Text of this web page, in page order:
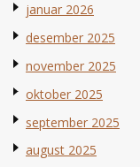
januar 2026
desember 2025
november 2025
oktober 2025
september 2025
august 2025